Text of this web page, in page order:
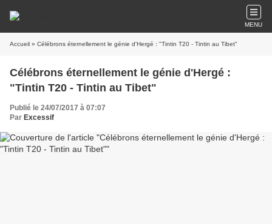
MENU
Accueil » Célébrons éternellement le génie d'Hergé : "Tintin T20 - Tintin au Tibet"
Célébrons éternellement le génie d'Hergé :
"Tintin T20 - Tintin au Tibet"
Publié le 24/07/2017 à 07:07
Par Excessif